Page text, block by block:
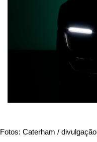
Fotos: Caterham / divulgação